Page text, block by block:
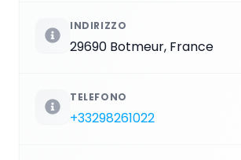
INDIRIZZO
29690 Botmeur, France
TELEFONO
+33298261022